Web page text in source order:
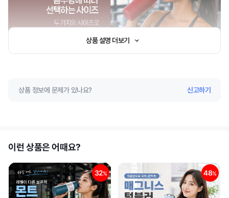
상품 설명 더보기
상품 정보에 문제가 있나요? 신고하기
이런 상품은 어때요?
32% 48%